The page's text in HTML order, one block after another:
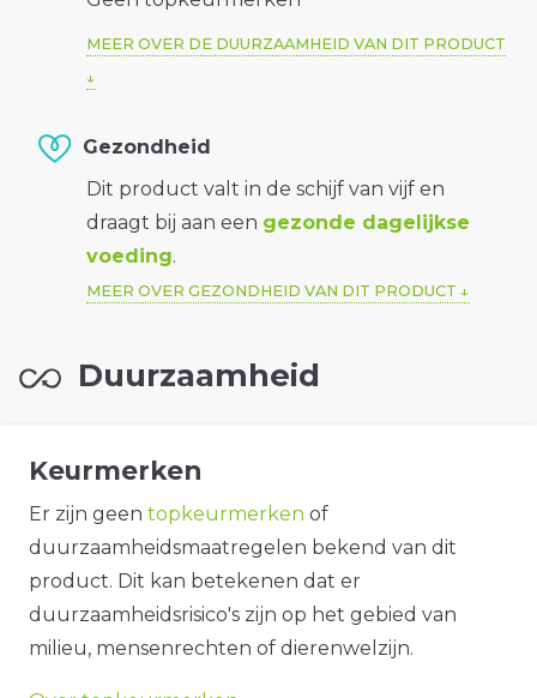
MEER OVER DE DUURZAAMHEID VAN DIT PRODUCT
Gezondheid
Dit product valt in de schijf van vijf en
draagt bij aan een gezonde dagelijkse
voeding.
MEER OVER GEZONDHEID VAN DIT PRODUCT
Duurzaamheid
Keurmerken
Er zijn geen topkeurmerken of
duurzaamheidsmaatregelen bekend van dit
product. Dit kan betekenen dat er
duurzaamheidsrisico's zijn op het gebied van
milieu, mensenrechten of dierenwelzijn.